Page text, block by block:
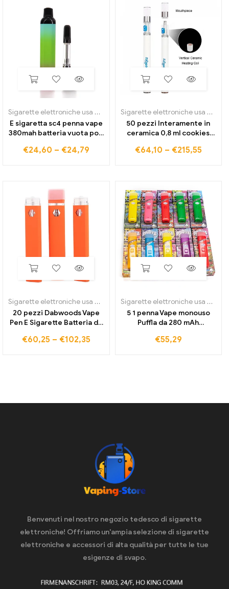
Sigarette elettroniche usa e getta
E sigaretta sc4 penna vape
380mah batteria vuota pod
ricarica USB per filo
€24,60 – €24,79
Sigarette elettroniche usa e getta
50 pezzi Interamente in
ceramica 0,8 ml cookies
penna ricaricabile kit di
denso
€64,10 – €215,55
Sigarette elettroniche usa e getta
20 pezzi Dabwoods Vape
Pen E Sigarette Batteria da
sigaretta elettronica 1,0 ml
€60,25 – €102,35
Sigarette elettroniche usa e getta
5 1 penna Vape monouso
Puffla da 280 mAh
Vaporizzatore per
€55,29
Benvenuti nel nostro negozio tedesco di sigarette
elettroniche! Offriamo un'ampia selezione di sigarette
elettroniche e accessori di alta qualità per tutte le tue
esigenze di svapo.